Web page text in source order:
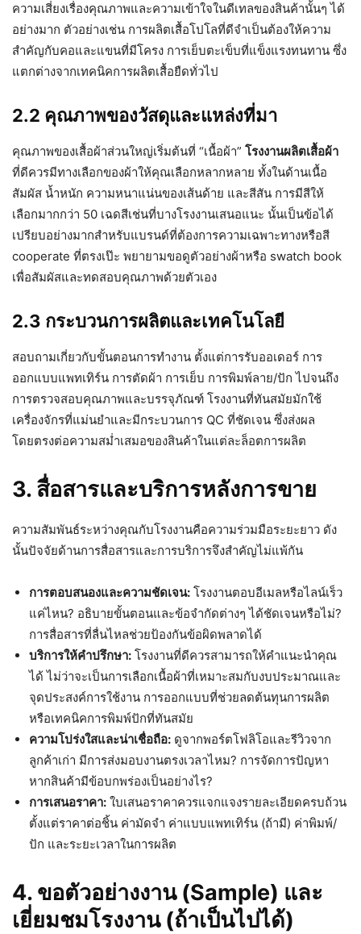
ความเสี่ยงเรื่องคุณภาพและความเข้าใจในดีเทลของสินค้านั้นๆ ได้
อย่างมาก ตัวอย่างเช่น การผลิตเสื้อโปโลที่ดีจำเป็นต้องให้ความ
สำคัญกับคอและแขนที่มีโครง การเย็บตะเข็บที่แข็งแรงทนทาน ซึ่ง
แตกต่างจากเทคนิคการผลิตเสื้อยืดทั่วไป
2.2 คุณภาพของวัสดุและแหล่งที่มา
คุณภาพของเสื้อผ้าส่วนใหญ่เริ่มต้นที่ “เนื้อผ้า” โรงงานผลิตเสื้อผ้า
ที่ดีควรมีทางเลือกของผ้าให้คุณเลือกหลากหลาย ทั้งในด้านเนื้อ
สัมผัส น้ำหนัก ความหนาแน่นของเส้นด้าย และสีสัน การมีสีให้
เลือกมากกว่า 50 เฉดสีเช่นที่บางโรงงานเสนอแนะ นั้นเป็นข้อได้
เปรียบอย่างมากสำหรับแบรนด์ที่ต้องการความเฉพาะทางหรือสี
cooperate ที่ตรงเป๊ะ พยายามขอดูตัวอย่างผ้าหรือ swatch book
เพื่อสัมผัสและทดสอบคุณภาพด้วยตัวเอง
2.3 กระบวนการผลิตและเทคโนโลยี
สอบถามเกี่ยวกับขั้นตอนการทำงาน ตั้งแต่การรับออเดอร์ การ
ออกแบบแพทเทิร์น การตัดผ้า การเย็บ การพิมพ์ลาย/ปัก ไปจนถึง
การตรวจสอบคุณภาพและบรรจุภัณฑ์ โรงงานที่ทันสมัยมักใช้
เครื่องจักรที่แม่นยำและมีกระบวนการ QC ที่ชัดเจน ซึ่งส่งผล
โดยตรงต่อความสม่ำเสมอของสินค้าในแต่ละล็อตการผลิต
3. สื่อสารและบริการหลังการขาย
ความสัมพันธ์ระหว่างคุณกับโรงงานคือความร่วมมือระยะยาว ดัง
นั้นปัจจัยด้านการสื่อสารและการบริการจึงสำคัญไม่แพ้กัน
การตอบสนองและความชัดเจน: โรงงานตอบอีเมลหรือไลน์เร็ว
แค่ไหน? อธิบายขั้นตอนและข้อจำกัดต่างๆ ได้ชัดเจนหรือไม่?
การสื่อสารที่ลื่นไหลช่วยป้องกันข้อผิดพลาดได้
บริการให้คำปรึกษา: โรงงานที่ดีควรสามารถให้คำแนะนำคุณ
ได้ ไม่ว่าจะเป็นการเลือกเนื้อผ้าที่เหมาะสมกับงบประมาณและ
จุดประสงค์การใช้งาน การออกแบบที่ช่วยลดต้นทุนการผลิต
หรือเทคนิคการพิมพ์ปักที่ทันสมัย
ความโปร่งใสและน่าเชื่อถือ: ดูจากพอร์ตโฟลิโอและรีวิวจาก
ลูกค้าเก่า มีการส่งมอบงานตรงเวลาไหม? การจัดการปัญหา
หากสินค้ามีข้อบกพร่องเป็นอย่างไร?
การเสนอราคา: ใบเสนอราคาควรแจกแจงรายละเอียดครบถ้วน
ตั้งแต่ราคาต่อชิ้น ค่ามัดจำ ค่าแบบแพทเทิร์น (ถ้ามี) ค่าพิมพ์/
ปัก และระยะเวลาในการผลิต
4. ขอตัวอย่างงาน (Sample) และ
เยี่ยมชมโรงงาน (ถ้าเป็นไปได้)